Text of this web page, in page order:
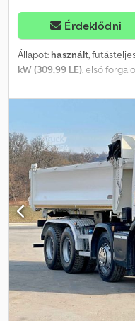
Érdeklődni
Állapot: használt,
kW (309,99 LE), első
,
2 tengely, következő
2
Gyártási év:
,
állófűtés, Scania P310,
(jelenleg a hűtő hibás).
légrugós vezetőülés,
ablakok stb. Kérjük, hívjon
Dsdpfx Apexvwaksmock